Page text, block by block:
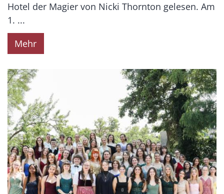
Hotel der Magier von Nicki Thornton gelesen. Am
1. ...
Mehr